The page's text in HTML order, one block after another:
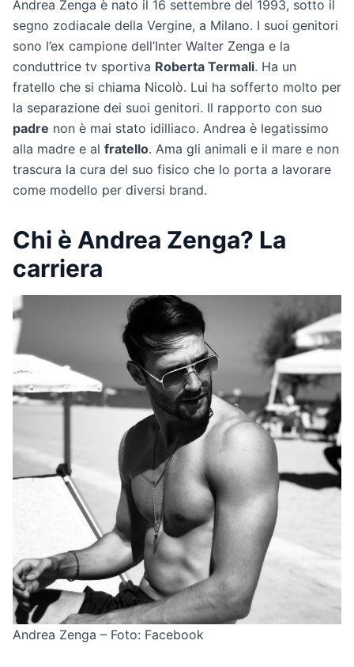
Andrea Zenga è nato il 16 settembre del 1993, sotto il
segno zodiacale della Vergine, a Milano. I suoi genitori
sono l’ex campione dell’Inter Walter Zenga e la
conduttrice tv sportiva Roberta Termali. Ha un
fratello che si chiama Nicolò. Lui ha sofferto molto per
la separazione dei suoi genitori. Il rapporto con suo
padre non è mai stato idilliaco. Andrea è legatissimo
alla madre e al fratello. Ama gli animali e il mare e non
trascura la cura del suo fisico che lo porta a lavorare
come modello per diversi brand.
Chi è Andrea Zenga? La
carriera
Andrea Zenga – Foto: Facebook